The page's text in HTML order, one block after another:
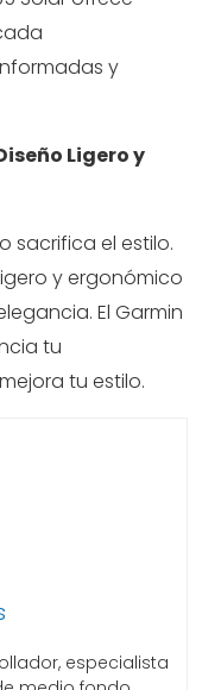
y
Ligero y
sacrifica el estilo.
y ergonómico
El Garmin
tu
tu estilo.
especialista